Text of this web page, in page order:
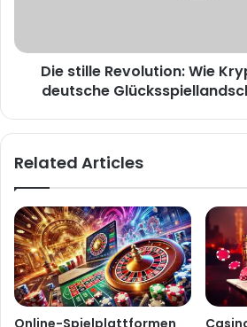
Die stille Revolution: Wie
deutsche
Related Articles